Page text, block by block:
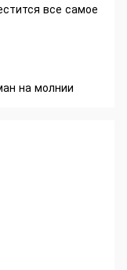
все самое
на молнии